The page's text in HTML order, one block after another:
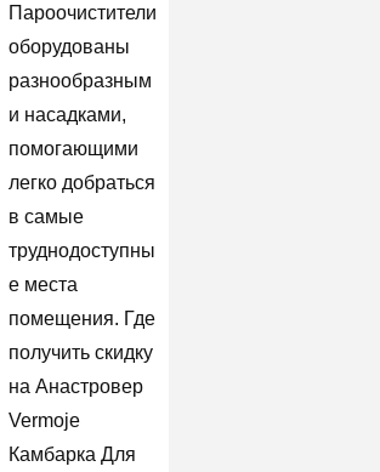
Пароочистители
оборудованы
разнообразным
и насадками,
помогающими
легко добраться
в самые
труднодоступны
е места
помещения. Где
получить скидку
на Анастровер
Vermoje
Камбарка Для